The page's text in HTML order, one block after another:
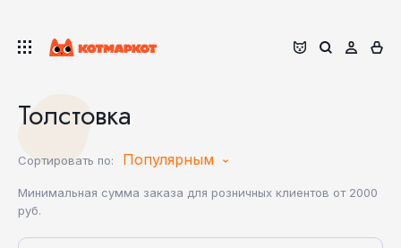
Толстовка
Сортировать по: Популярным
Минимальная сумма заказа для розничных клиентов от 2000
руб.